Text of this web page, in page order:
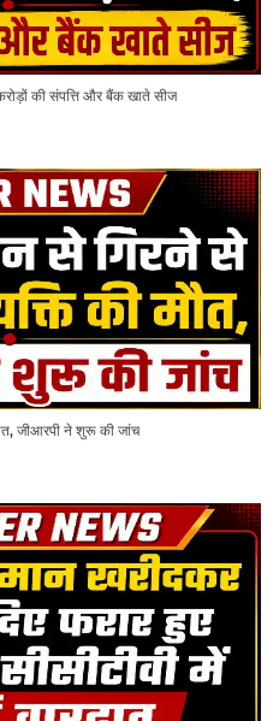
की संपत्ति और बैंक खाते सीज
जीआरपी ने शुरू की जांच